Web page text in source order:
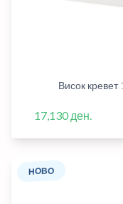
Висок
17,130 ден.
НОВО